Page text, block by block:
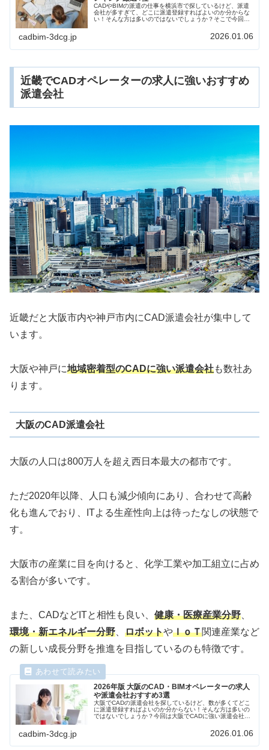
CADやBIMの派遣の仕事を横浜市で探しているけど、派遣
会社が多すぎて、どこに派遣登録すればよいのか分からな
い！そんな方は多いのではないでしょうか？そこで今回
く働きやすさなども比較しながらご紹介します。
cadbim-3dcg.jp 2026.01.06
近畿でCADオペレーターの求人に強いおすすめ
派遣会社
近畿だと大阪市内や神戸市内にCAD派遣会社が集中して
います。
大阪や神戸に地域密着型のCADに強い派遣会社も数社あ
ります。
大阪のCAD派遣会社
大阪の人口は800万人を超え西日本最大の都市です。
ただ2020年以降、人口も減少傾向にあり、合わせて高齢
化も進んでおり、ITよる生産性向上は待ったなしの状態で
す。
大阪市の産業に目を向けると、化学工業や加工組立に占め
る割合が多いです。
また、CADなどITと相性も良い、 健康・医療産業分野
環境・新エネルギー分野
ロボットやＩｏＴ関連産業など
の新しい成長分野を推進を目指しているのも特徴です。
2026年版 大阪のCAD・BIMオペレーターの求人
や派遣会社おすすめ3選
大阪でCADの派遣会社を探しているけど、数が多くてどこ
に派遣登録すればよいのか分からない！そんな方は多いの
ではないでしょうか？今回は大阪でCADに強い派遣会社を
充実ぶり、働きやすさ、やりがいなどを比較してありま
cadbim-3dcg.jp 2026.01.06